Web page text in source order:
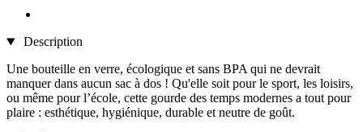
Description
Une bouteille en verre, écologique et sans BPA qui ne devrait
manquer dans aucun sac à dos ! Qu'elle soit pour le sport, les loisirs,
ou même pour l’école, cette gourde des temps modernes a tout pour
plaire : esthétique, hygiénique, durable et neutre de goût.